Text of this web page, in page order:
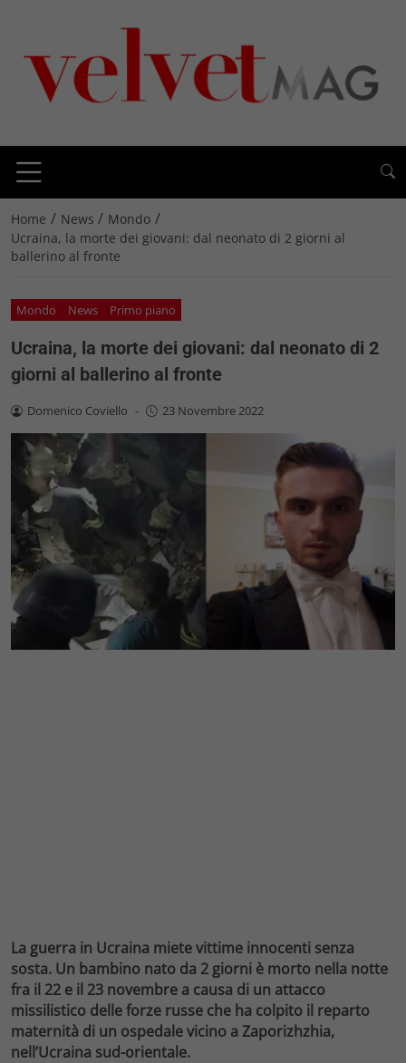
Home / News / Mondo /
Ucraina, la morte dei giovani: dal neonato di 2 giorni al
ballerino al fronte
Mondo News Primo piano
Ucraina, la morte dei giovani: dal neonato di 2
giorni al ballerino al fronte
Domenico Coviello - 23 Novembre 2022
La guerra in Ucraina miete vittime innocenti senza
sosta. Un bambino nato da 2 giorni è morto nella notte
fra il 22 e il 23 novembre a causa di un attacco
missilistico delle forze russe che ha colpito il reparto
maternità di un ospedale vicino a Zaporizhzhia,
nell’Ucraina sud-orientale.